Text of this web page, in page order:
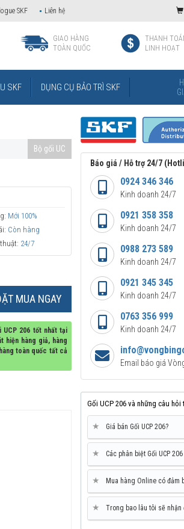
SKF Liên hệ
GIAO HÀNG
TOÀN QUỐC
THANH
LINH HOẠT
SKF DỤNG CỤ BẢO TRÌ SKF
Bộ gối UC
Mới 100%
Còn hàng
24/7
MUA NGAY
206 tốt nhất tại
hiện hàng giả, hàng
toàn quốc tất cả
Báo giá / Hỗ trợ 24/7
0924 346 346
Kinh doanh 24/7
0921 358 358
Kinh doanh 24/7
0988 273 589
Kinh doanh 24/7
0921 345 345
Kinh doanh 24/7
0763 356 999
Kinh doanh 24/7
Email báo giá
Gối UCP 206 và những câu
★ Giá bán Gối UCP 206?
★ Các phân biệt Gối UCP
★ Mua hàng Online có đảm
★ Trong bao lâu tôi sẽ nhận